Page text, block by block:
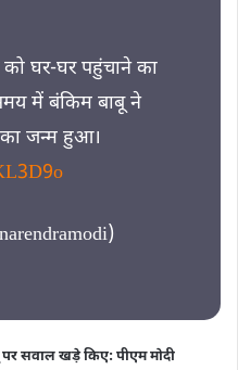
को घर-घर पहुंचाने का
में बंकिम बाबू ने
का जन्म हुआ।
सवाल खड़े किए: पीएम मोदी